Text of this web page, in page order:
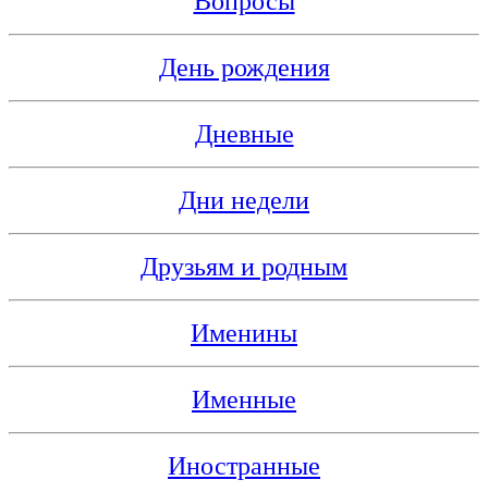
День рождения
Дневные
Дни недели
Друзьям и родным
Именины
Именные
Иностранные